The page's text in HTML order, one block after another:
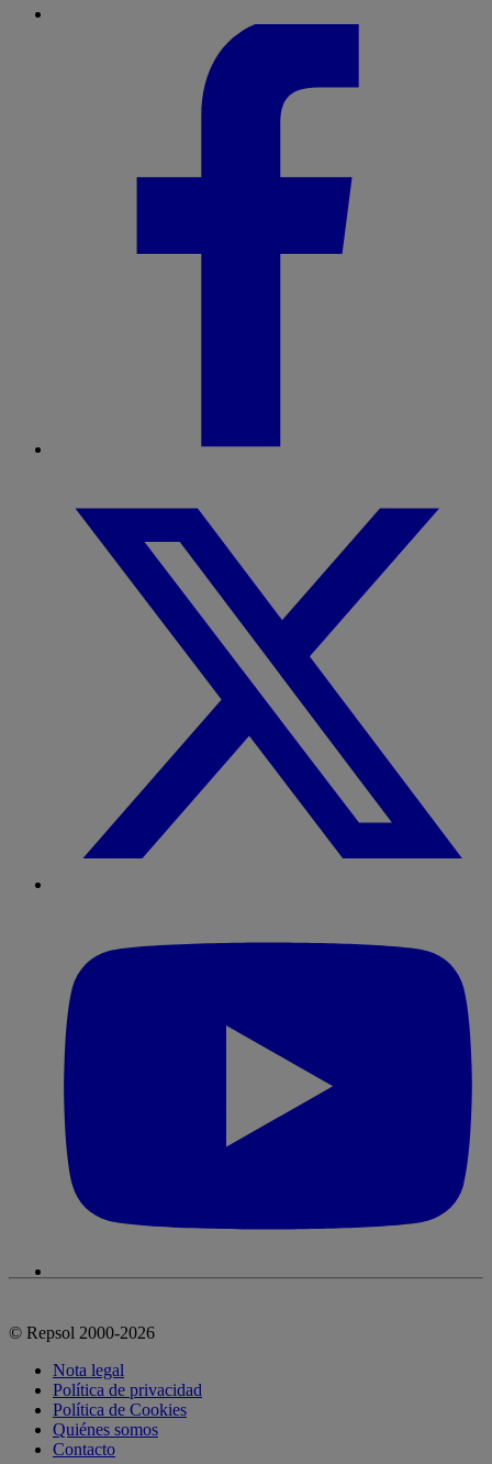
© Repsol 2000-2026
Nota legal
Política de privacidad
Política de Cookies
Quiénes somos
Contacto